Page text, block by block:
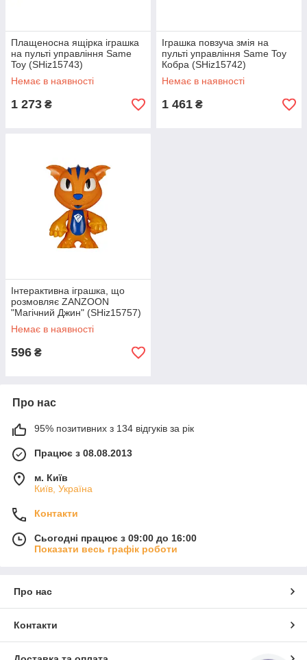
Плащеносна ящірка іграшка
на пульті управління Same
Toy (SHiz15743)
Немає в наявності
1 273 ₴
Іграшка повзуча змія на
пульті управління Same Toy
Кобра (SHiz15742)
Немає в наявності
1 461 ₴
Інтерактивна іграшка, що
розмовляє ZANZOON
"Магічний Джин" (SHiz15757)
Немає в наявності
596 ₴
Про нас
95% позитивних з 134 відгуків за рік
Працює з 08.08.2013
м. Київ
Київ, Україна
Контакти
Сьогодні працює з 09:00 до 16:00
Показати весь графік роботи
Про нас
Контакти